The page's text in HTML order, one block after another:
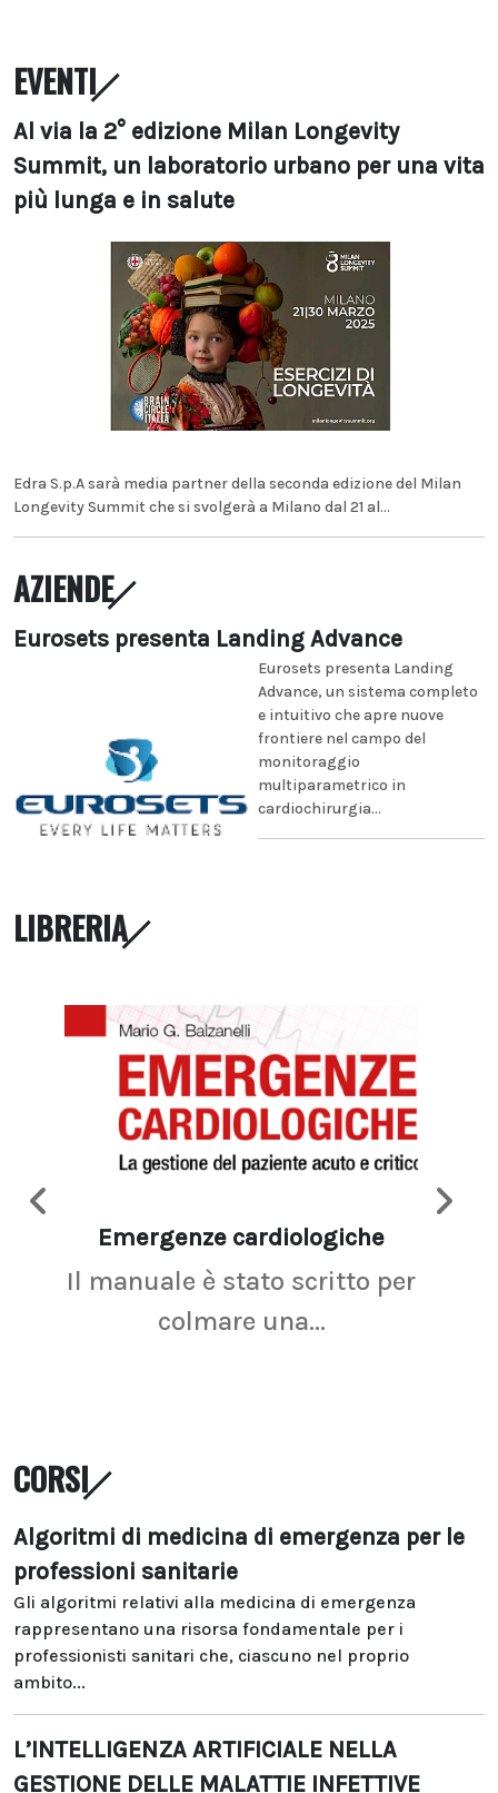
EVENTI
Al via la 2° edizione Milan Longevity
Summit, un laboratorio urbano per una vita
più lunga e in salute
Edra S.p.A sarà media partner della seconda edizione del Milan
Longevity Summit che si svolgerà a Milano dal 21 al...
AZIENDE
Eurosets presenta Landing Advance
Eurosets presenta Landing
Advance, un sistema completo
e intuitivo che apre nuove
frontiere nel campo del
monitoraggio
multiparametrico in
cardiochirurgia...
LIBRERIA
Emergenze cardiologiche
Il manuale è stato scritto per
colmare una...
CORSI
Algoritmi di medicina di emergenza per le
professioni sanitarie
Gli algoritmi relativi alla medicina di emergenza
rappresentano una risorsa fondamentale per i
professionisti sanitari che, ciascuno nel proprio
ambito...
L’INTELLIGENZA ARTIFICIALE NELLA
GESTIONE DELLE MALATTIE INFETTIVE